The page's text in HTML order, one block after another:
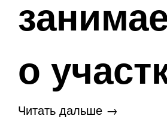
о
Читать дальше →